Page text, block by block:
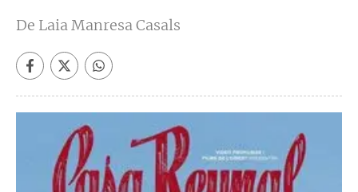
De Laia Manresa Casals